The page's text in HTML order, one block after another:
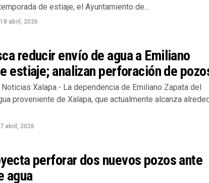
de estiaje, el Ayuntamiento de...
18 abril, 2026
reducir envío de agua a Emiliano
estiaje; analizan perforación de
Xalapa.- La dependencia de Emiliano Zapata del
proveniente de Xalapa, que actualmente alcanza
7 abril, 2026
perforar dos nuevos pozos ante
agua